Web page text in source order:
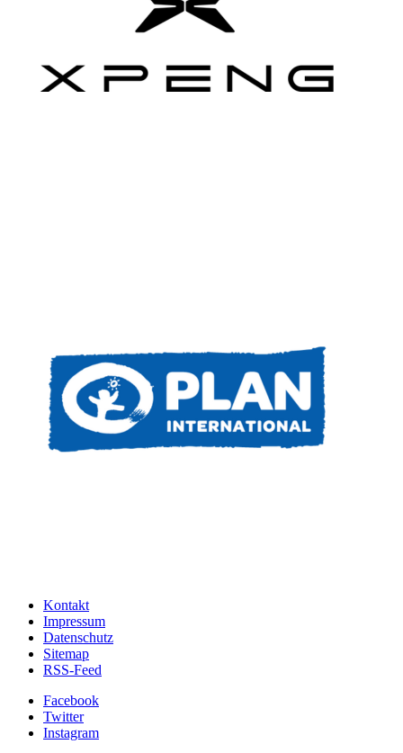
Kontakt
Impressum
Datenschutz
Sitemap
RSS-Feed
Facebook
Twitter
Instagram